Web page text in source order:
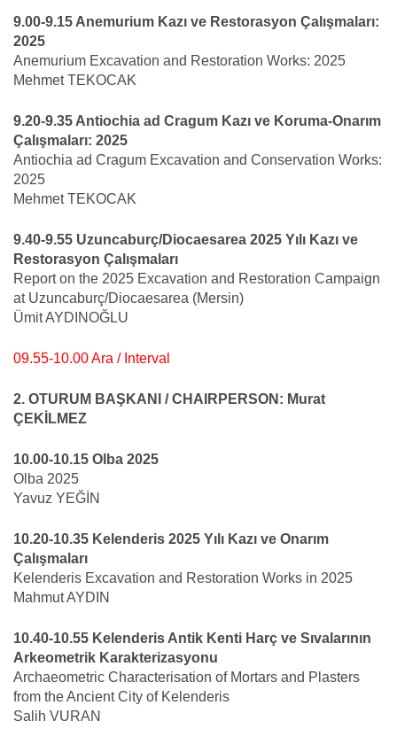
9.00-9.15 Anemurium Kazı ve Restorasyon Çalışmaları:
2025
Anemurium Excavation and Restoration Works: 2025
Mehmet TEKOCAK
9.20-9.35 Antiochia ad Cragum Kazı ve Koruma-Onarım
Çalışmaları: 2025
Antiochia ad Cragum Excavation and Conservation Works:
2025
Mehmet TEKOCAK
9.40-9.55 Uzuncaburç/Diocaesarea 2025 Yılı Kazı ve
Restorasyon Çalışmaları
Report on the 2025 Excavation and Restoration Campaign
at Uzuncaburç/Diocaesarea (Mersin)
Ümit AYDINOĞLU
09.55-10.00 Ara / Interval
2. OTURUM BAŞKANI / CHAIRPERSON: Murat
ÇEKİLMEZ
10.00-10.15 Olba 2025
Olba 2025
Yavuz YEĞİN
10.20-10.35 Kelenderis 2025 Yılı Kazı ve Onarım
Çalışmaları
Kelenderis Excavation and Restoration Works in 2025
Mahmut AYDIN
10.40-10.55 Kelenderis Antik Kenti Harç ve Sıvalarının
Arkeometrik Karakterizasyonu
Archaeometric Characterisation of Mortars and Plasters
from the Ancient City of Kelenderis
Salih VURAN